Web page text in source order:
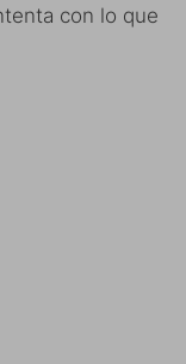
con lo que